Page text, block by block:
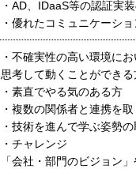
・AD、IDaaS等の認証実
・優れたコミュニケーシ
・不確実性の高い環境に
思考して動くことができる
・素直でやる気のある方
・複数の関係者と連携を
・技術を進んで学ぶ姿勢
・チャレンジ
「会社・部門のビジョン